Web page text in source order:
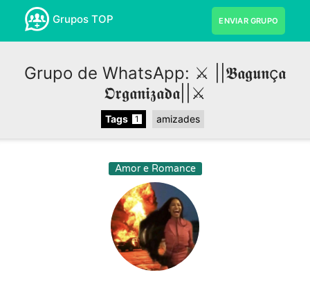
Grupos TOP ENVIAR GRUPO
Grupo de WhatsApp: ⚔️ ||𝕭𝖆𝖌𝖚𝖓ç𝖆
𝕺𝖗𝖌𝖆𝖓𝖎𝖟𝖆𝖉𝖆||⚔️
Tags 1 amizades
Amor e Romance